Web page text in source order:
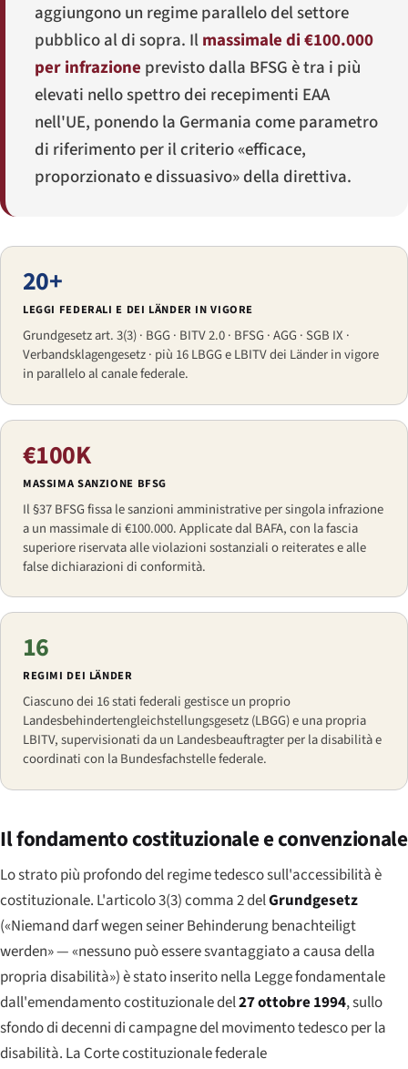
aggiungono un regime parallelo del settore
pubblico al di sopra. Ilmassimale di €100.000
per infrazione previsto dalla BFSG è tra i più
elevati nello spettro dei recepimenti EAA
nell'UE, ponendo la Germania come parametro
di riferimento per il criterio «efficace,
proporzionato e dissuasivo» della direttiva.
20+
LEGGI FEDERALI E DEI LÄNDER IN VIGORE
Grundgesetz art. 3(3) · BGG · BITV 2.0 · BFSG · AGG · SGB IX ·
Verbandsklagengesetz · più 16 LBGG e LBITV dei Länder in vigore
in parallelo al canale federale.
€100K
MASSIMA SANZIONE BFSG
Il §37 BFSG fissa le sanzioni amministrative per singola infrazione
a un massimale di €100.000. Applicate dal BAFA, con la fascia
superiore riservata alle violazioni sostanziali o reiterates e alle
false dichiarazioni di conformità.
16
REGIMI DEI LÄNDER
Ciascuno dei 16 stati federali gestisce un proprio
Landesbehindertengleichstellungsgesetz (LBGG) e una propria
LBITV, supervisionati da un Landesbeauftragter per la disabilità e
coordinati con la Bundesfachstelle federale.
Il fondamento costituzionale e convenzionale
Lo strato più profondo del regime tedesco sull'accessibilità è
costituzionale. L'articolo 3(3) comma 2 delGrundgesetz
(«Niemand darf wegen seiner Behinderung benachteiligt
werden»— «nessuno può essere svantaggiato a causa della
propria disabilità») è stato inserito nella Legge fondamentale
dall'emendamento costituzionale del27 ottobre 1994, sullo
sfondo di decenni di campagne del movimento tedesco per la
disabilità. La Corte costituzionale federale